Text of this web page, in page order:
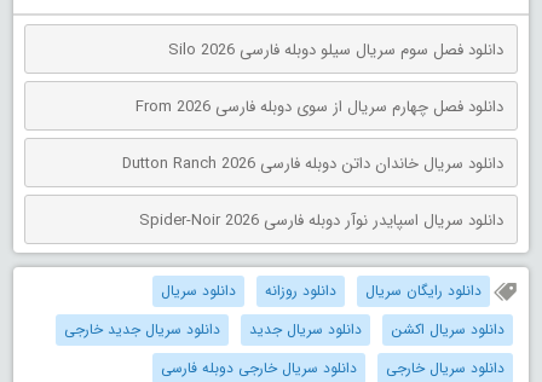
دانلود فصل سوم سریال سیلو دوبله فارسی Silo 2026
دانلود فصل چهارم سریال از سوی دوبله فارسی From 2026
دانلود سریال خاندان داتن دوبله فارسی Dutton Ranch 2026
دانلود سریال اسپایدر نوآر دوبله فارسی Spider-Noir 2026
دانلود رایگان سریال دانلود روزانه
دانلود سریال
دانلود سریال اکشن
دانلود سریال جدید
دانلود سریال جدید خارجی
دانلود سریال خارجی
دانلود سریال خارجی دوبله فارسی